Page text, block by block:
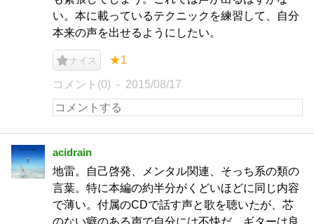
い。本に載っているテクニックを練習して、自分
本来の声を出せるようにしたい。
ナイス ★1
コメント(0) 2015/08/17
acidrain
地雷。自己啓発、メンタル関連、そっち系の類の
言葉。特に本編の約半分がくどいほどに同じ内容
で薄い。付属のCDで話す声と歌を聴いたが、芯
のない癖のある声で自分には不快だ。ギターは良